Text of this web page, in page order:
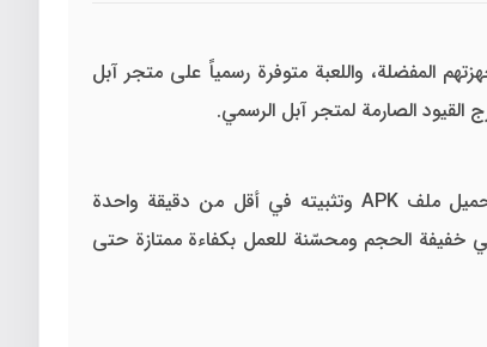
المفضلة، واللعبة متوفرة رسمياً على متجر آبل
على أندرويد تبقى الأسهل والأكثر استقراراً والأضمن على المدى الطويل، فبينما يكفيك على أندرويد تحميل ملف APK وتثبيته في أقل من دقيقة واحدة
مع الإصدار 5.0 وما فوق وهي خفيفة الحجم ومحسّنة للعمل بكفاءة ممتازة حتى